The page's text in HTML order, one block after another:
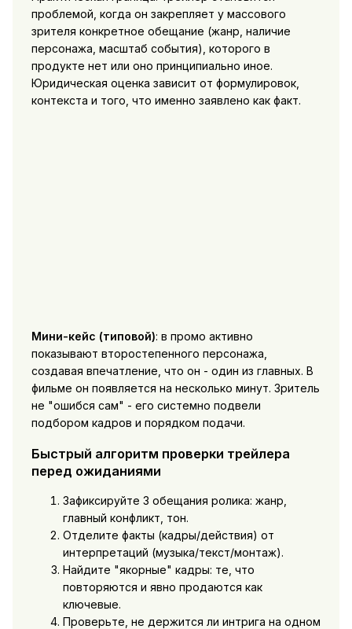
проблемой, когда он закрепляет у массового
зрителя конкретное обещание (жанр, наличие
персонажа, масштаб события), которого в
продукте нет или оно принципиально иное.
Юридическая оценка зависит от формулировок,
контекста и того, что именно заявлено как факт.
Мини-кейс (типовой): в промо активно
показывают второстепенного персонажа,
создавая впечатление, что он - один из главных. В
фильме он появляется на несколько минут. Зритель
не "ошибся сам" - его системно подвели
подбором кадров и порядком подачи.
Быстрый алгоритм проверки трейлера
перед ожиданиями
Зафиксируйте 3 обещания ролика: жанр,
главный конфликт, тон.
Отделите факты (кадры/действия) от
интерпретаций (музыка/текст/монтаж).
Найдите "якорные" кадры: те, что
повторяются и явно продаются как
ключевые.
Проверьте, не держится ли интрига на одном